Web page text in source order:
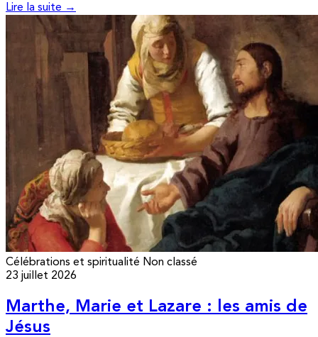
Lire la suite →
Célébrations et spiritualité Non classé
23 juillet 2026
Marthe, Marie et Lazare : les amis de
Jésus